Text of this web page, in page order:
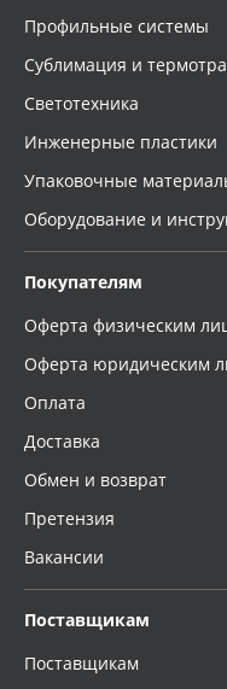
Профильные системы
Сублимация и
Светотехника
Инженерные пластики
Упаковочные
Оборудование и
Покупателям
Оферта физическим
Оферта юридическим
Оплата
Доставка
Обмен и возврат
Претензия
Вакансии
Поставщикам
Поставщикам